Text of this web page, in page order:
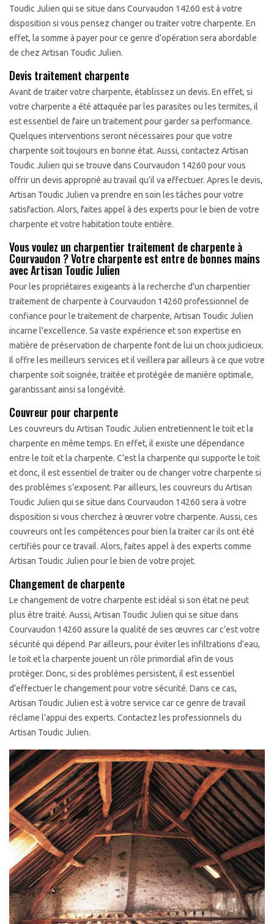
Toudic Julien qui se situe dans Courvaudon 14260 est à votre
disposition si vous pensez changer ou traiter votre charpente. En
effet, la somme à payer pour ce genre d’opération sera abordable
de chez Artisan Toudic Julien.
Devis traitement charpente
Avant de traiter votre charpente, établissez un devis. En effet, si
votre charpente a été attaquée par les parasites ou les termites, il
est essentiel de faire un traitement pour garder sa performance.
Quelques interventions seront nécessaires pour que votre
charpente soit toujours en bonne état. Aussi, contactez Artisan
Toudic Julien qui se trouve dans Courvaudon 14260 pour vous
offrir un devis approprié au travail qu’il va effectuer. Apres le devis,
Artisan Toudic Julien va prendre en soin les tâches pour votre
satisfaction. Alors, faites appel à des experts pour le bien de votre
charpente et votre habitation toute entière.
Vous voulez un charpentier traitement de charpente à
Courvaudon ? Votre charpente est entre de bonnes mains
avec Artisan Toudic Julien
Pour les propriétaires exigeants à la recherche d'un charpentier
traitement de charpente à Courvaudon 14260 professionnel de
confiance pour le traitement de charpente, Artisan Toudic Julien
incarne l'excellence. Sa vaste expérience et son expertise en
matière de préservation de charpente font de lui un choix judicieux.
Il offre les meilleurs services et il veillera par ailleurs à ce que votre
charpente soit soignée, traitée et protégée de manière optimale,
garantissant ainsi sa longévité.
Couvreur pour charpente
Les couvreurs du Artisan Toudic Julien entretiennent le toit et la
charpente en même temps. En effet, il existe une dépendance
entre le toit et la charpente. C’est la charpente qui supporte le toit
et donc, il est essentiel de traiter ou de changer votre charpente si
des problèmes s’exposent. Par ailleurs, les couvreurs du Artisan
Toudic Julien qui se situe dans Courvaudon 14260 sera à votre
disposition si vous cherchez à œuvrer votre charpente. Aussi, ces
couvreurs ont les compétences pour bien la traiter car ils ont été
certifiés pour ce travail. Alors, faites appel à des experts comme
Artisan Toudic Julien pour le bien de votre projet.
Changement de charpente
Le changement de votre charpente est idéal si son état ne peut
plus être traité. Aussi, Artisan Toudic Julien qui se situe dans
Courvaudon 14260 assure la qualité de ses œuvres car c’est votre
sécurité qui dépend. Par ailleurs, pour éviter les infiltrations d’eau,
le toit et la charpente jouent un rôle primordial afin de vous
protéger. Donc, si des problèmes persistent, il est essentiel
d’effectuer le changement pour votre sécurité. Dans ce cas,
Artisan Toudic Julien est à votre service car ce genre de travail
réclame l’appui des experts. Contactez les professionnels du
Artisan Toudic Julien.